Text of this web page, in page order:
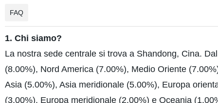
FAQ
1. Chi siamo?
La nostra sede centrale si trova a Shandong, Cina.
(8.00%), Nord America (7.00%), Medio Oriente
Asia (5.00%), Asia meridionale (5.00%), Europa
(3.00%), Europa meridionale (2.00%) e Oceania